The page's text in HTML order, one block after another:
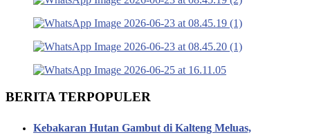
BERITA TERPOPULER
Kebakaran Hutan Gambut di Kalteng Meluas,